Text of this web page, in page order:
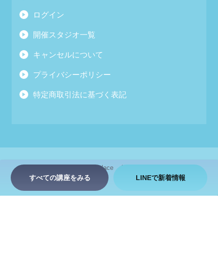
ログイン
開催スタジオ一覧
キャンセルについて
プライバシーポリシー
特定商取引法に基づく表記
zen place 会社情報
すべての講座をみる LINEで新着情報